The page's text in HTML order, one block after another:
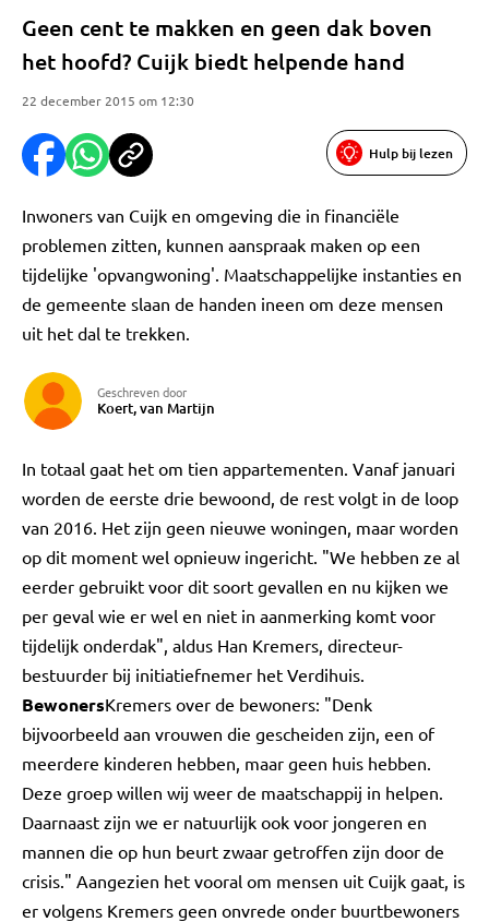
Geen cent te makken en geen dak boven
het hoofd? Cuijk biedt helpende hand
22 december 2015 om 12:30
Hulp bij lezen
Inwoners van Cuijk en omgeving die in financiële
problemen zitten, kunnen aanspraak maken op een
tijdelijke 'opvangwoning'. Maatschappelijke instanties en
de gemeente slaan de handen ineen om deze mensen
uit het dal te trekken.
Geschreven door
Koert, van Martijn
In totaal gaat het om tien appartementen. Vanaf januari
worden de eerste drie bewoond, de rest volgt in de loop
van 2016. Het zijn geen nieuwe woningen, maar worden
op dit moment wel opnieuw ingericht. "We hebben ze al
eerder gebruikt voor dit soort gevallen en nu kijken we
per geval wie er wel en niet in aanmerking komt voor
tijdelijk onderdak", aldus Han Kremers, directeur-
bestuurder bij initiatiefnemer het Verdihuis.
BewonersKremers over de bewoners: "Denk
bijvoorbeeld aan vrouwen die gescheiden zijn, een of
meerdere kinderen hebben, maar geen huis hebben.
Deze groep willen wij weer de maatschappij in helpen.
Daarnaast zijn we er natuurlijk ook voor jongeren en
mannen die op hun beurt zwaar getroffen zijn door de
crisis." Aangezien het vooral om mensen uit Cuijk gaat, is
er volgens Kremers geen onvrede onder buurtbewoners